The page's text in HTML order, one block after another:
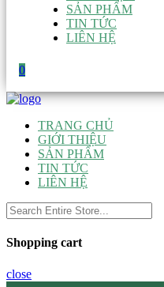
SẢN PHẨM
TIN TỨC
LIÊN HỆ
0
TRANG CHỦ
GIỚI THIỆU
SẢN PHẨM
TIN TỨC
LIÊN HỆ
Shopping cart
close